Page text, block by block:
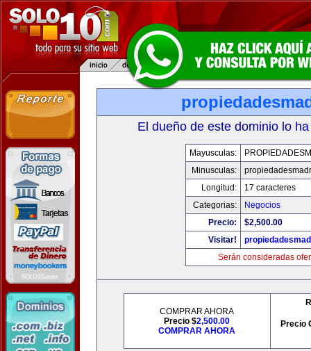
El dueño de este dominio lo
Mayusculas:
Minusculas:
Longitud:
17 caracteres
Categorias:
Negocios
Precio:
$2,500.00
Visitar!
Serán consideradas
COMPRAR AHORA
Precio $2,500.00
COMPRAR AHORA
Precio